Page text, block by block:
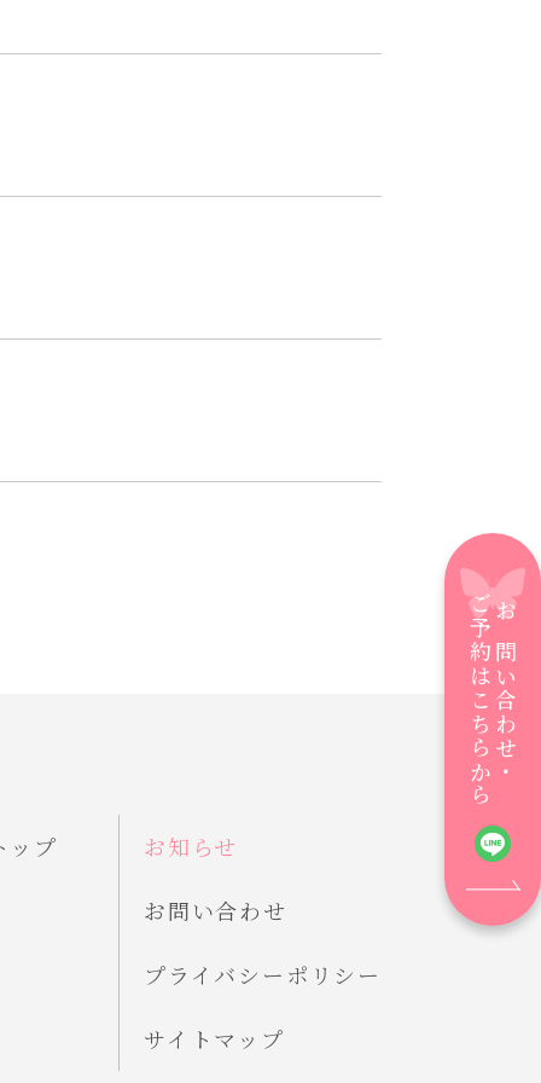
お問い合わせ・
ご予約はこちらから
ップ お知らせ
お問い合わせ
プライバシーポリシー
サイトマップ